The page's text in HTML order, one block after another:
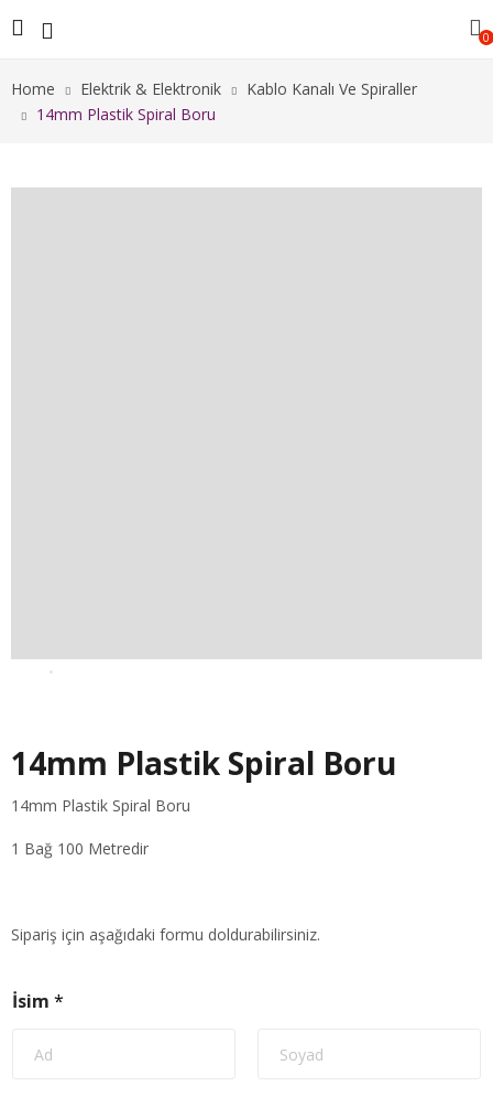
0
Home Elektrik & Elektronik
Kablo Kanalı Ve Spiraller
14mm Plastik Spiral Boru
14mm Plastik Spiral Boru
14mm Plastik Spiral Boru
1 Bağ 100 Metredir
Sipariş için aşağıdaki formu doldurabilirsiniz.
İsim *